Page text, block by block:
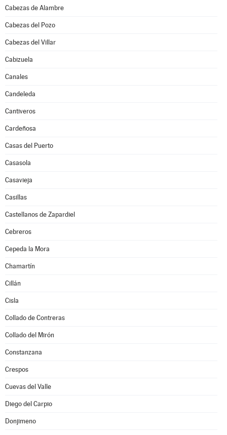
Cabezas de Alambre
Cabezas del Pozo
Cabezas del Villar
Cabizuela
Canales
Candeleda
Cantiveros
Cardeñosa
Casas del Puerto
Casasola
Casavieja
Casillas
Castellanos de Zapardiel
Cebreros
Cepeda la Mora
Chamartín
Cillán
Cisla
Collado de Contreras
Collado del Mirón
Constanzana
Crespos
Cuevas del Valle
Diego del Carpio
Donjimeno